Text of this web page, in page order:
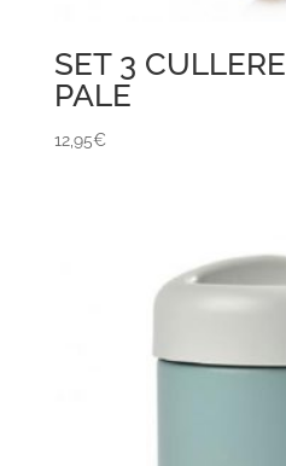
SET 3
PALE
12,95€